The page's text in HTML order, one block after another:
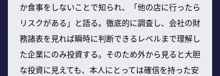
か食事をしないことで知られ、「他の店に行ったら
リスクがある」と語る。徹底的に調査し、会社の財
務諸表を見れば瞬時に判断できるレベルまで理解し
た企業にのみ投資する。そのため外から見ると大胆
な投資に見えても、本人にとっては確信を持った安